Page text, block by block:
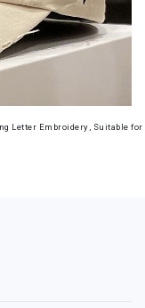
Letter Embroidery, Suitable